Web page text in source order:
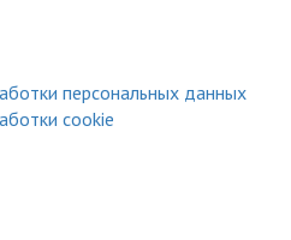
персональных данных
cookie